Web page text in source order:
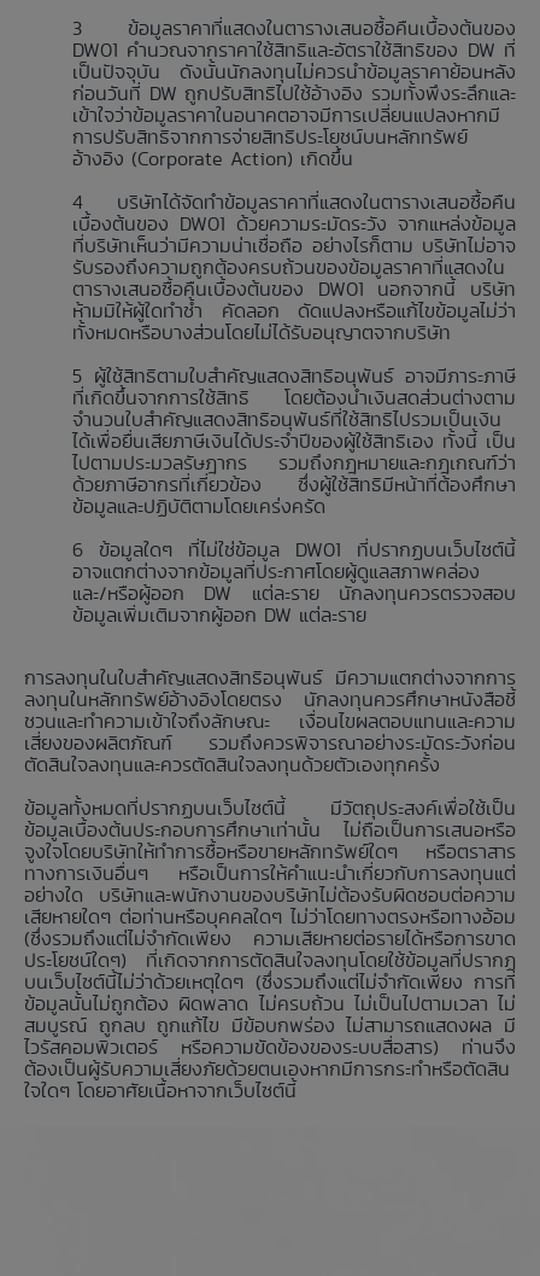
ข้อมูลราคาที่แสดงในตารางเสนอซื้อคืนเบื้องต้นของ
DW01 คำนวณจากราคาใช้สิทธิและอัตราใช้สิทธิของ DW ที่
เป็นปัจจุบัน ดังนั้นนักลงทุนไม่ควรนำข้อมูลราคาย้อนหลัง
ก่อนวันที่ DW ถูกปรับสิทธิไปใช้อ้างอิง รวมทั้งพึงระลึกและ
เข้าใจว่าข้อมูลราคาในอนาคตอาจมีการเปลี่ยนแปลงหากมี
การปรับสิทธิจากการจ่ายสิทธิประโยชน์บนหลักทรัพย์
อ้างอิง (Corporate Action) เกิดขึ้น
บริษัทได้จัดทำข้อมูลราคาที่แสดงในตารางเสนอซื้อคืน
เบื้องต้นของ DW01 ด้วยความระมัดระวัง จากแหล่งข้อมูล
ที่บริษัทเห็นว่ามีความน่าเชื่อถือ อย่างไรก็ตาม บริษัทไม่อาจ
รับรองถึงความถูกต้องครบถ้วนของข้อมูลราคาที่แสดงใน
ตารางเสนอซื้อคืนเบื้องต้นของ DW01 นอกจากนี้ บริษัท
ห้ามมิให้ผู้ใดทำซ้ำ คัดลอก ดัดแปลงหรือแก้ไขข้อมูลไม่ว่า
ทั้งหมดหรือบางส่วนโดยไม่ได้รับอนุญาตจากบริษัท
ผู้ใช้สิทธิตามใบสำคัญแสดงสิทธิอนุพันธ์ อาจมีภาระภาษี
ที่เกิดขึ้นจากการใช้สิทธิ โดยต้องนำเงินสดส่วนต่างตาม
จำนวนใบสำคัญแสดงสิทธิอนุพันธ์ที่ใช้สิทธิไปรวมเป็นเงิน
ได้เพื่อยื่นเสียภาษีเงินได้ประจำปีของผู้ใช้สิทธิเอง ทั้งนี้ เป็น
ไปตามประมวลรัษฎากร รวมถึงกฎหมายและกฎเกณฑ์ว่า
ด้วยภาษีอากรที่เกี่ยวข้อง ซึ่งผู้ใช้สิทธิมีหน้าที่ต้องศึกษา
ข้อมูลและปฏิบัติตามโดยเคร่งครัด
ข้อมูลใดๆ ที่ไม่ใช่ข้อมูล DW01 ที่ปรากฏบนเว็บไซต์นี้
อาจแตกต่างจากข้อมูลที่ประกาศโดยผู้ดูแลสภาพคล่อง
และ/หรือผู้ออก DW แต่ละราย นักลงทุนควรตรวจสอบ
ข้อมูลเพิ่มเติมจากผู้ออก DW แต่ละราย
การลงทุนในใบสำคัญแสดงสิทธิอนุพันธ์ มีความแตกต่างจากการ
ลงทุนในหลักทรัพย์อ้างอิงโดยตรง นักลงทุนควรศึกษาหนังสือชี้
ชวนและทำความเข้าใจถึงลักษณะ เงื่อนไขผลตอบแทนและความ
เสี่ยงของผลิตภัณฑ์ รวมถึงควรพิจารณาอย่างระมัดระวังก่อน
ตัดสินใจลงทุนและควรตัดสินใจลงทุนด้วยตัวเองทุกครั้ง
ข้อมูลทั้งหมดที่ปรากฏบนเว็บไซต์นี้ มีวัตถุประสงค์เพื่อใช้เป็น
ข้อมูลเบื้องต้นประกอบการศึกษาเท่านั้น ไม่ถือเป็นการเสนอหรือ
จูงใจโดยบริษัทให้ทำการซื้อหรือขายหลักทรัพย์ใดๆ หรือตราสาร
ทางการเงินอื่นๆ หรือเป็นการให้คำแนะนำเกี่ยวกับการลงทุนแต่
อย่างใด บริษัทและพนักงานของบริษัทไม่ต้องรับผิดชอบต่อความ
เสียหายใดๆ ต่อท่านหรือบุคคลใดๆ ไม่ว่าโดยทางตรงหรือทางอ้อม
(ซึ่งรวมถึงแต่ไม่จำกัดเพียง ความเสียหายต่อรายได้หรือการขาด
ประโยชน์ใดๆ) ที่เกิดจากการตัดสินใจลงทุนโดยใช้ข้อมูลที่ปรากฏ
บนเว็บไซต์นี้ไม่ว่าด้วยเหตุใดๆ (ซึ่งรวมถึงแต่ไม่จำกัดเพียง การที่
ข้อมูลนั้นไม่ถูกต้อง ผิดพลาด ไม่ครบถ้วน ไม่เป็นไปตามเวลา ไม่
สมบูรณ์ ถูกลบ ถูกแก้ไข มีข้อบกพร่อง ไม่สามารถแสดงผล มี
ไวรัสคอมพิวเตอร์ หรือความขัดข้องของระบบสื่อสาร) ท่านจึง
ต้องเป็นผู้รับความเสี่ยงภัยด้วยตนเองหากมีการกระทำหรือตัดสิน
ใจใดๆ โดยอาศัยเนื้อหาจากเว็บไซต์นี้